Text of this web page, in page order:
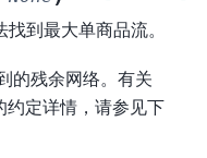
到最大单商品流。
的残余网络。有关
定详情，请参见下